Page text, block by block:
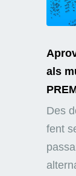
als
Des
fent